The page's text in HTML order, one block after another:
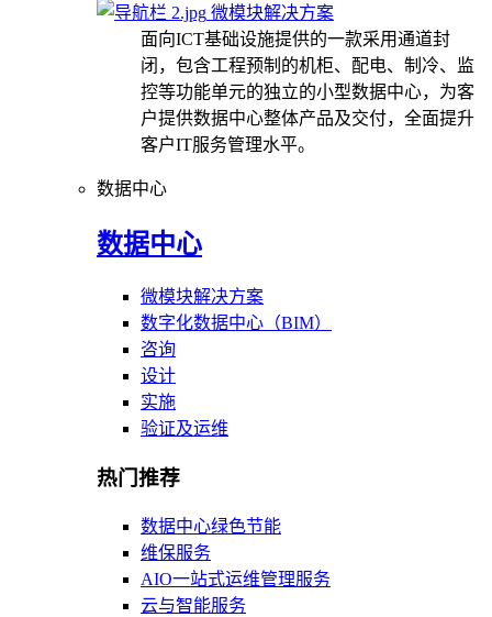
微模块解决方案
面向ICT基础设施提供的一款采用通道封
闭，包含工程预制的机柜、配电、制冷、监
控等功能单元的独立的小型数据中心，为客
户提供数据中心整体产品及交付，全面提升
客户IT服务管理水平。
数据中心
数据中心
微模块解决方案
数字化数据中心（BIM）
咨询
设计
实施
验证及运维
热门推荐
数据中心绿色节能
维保服务
AIO一站式运维管理服务
云与智能服务